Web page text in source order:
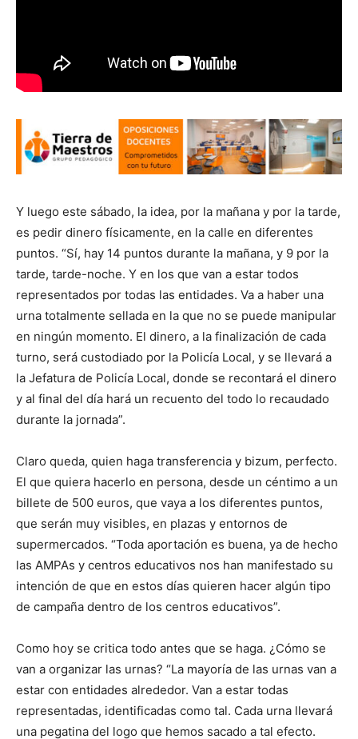
Y luego este sábado, la idea, por la mañana y por la tarde,
es pedir dinero físicamente, en la calle en diferentes
puntos. “Sí, hay 14 puntos durante la mañana, y 9 por la
tarde, tarde-noche. Y en los que van a estar todos
representados por todas las entidades. Va a haber una
urna totalmente sellada en la que no se puede manipular
en ningún momento. El dinero, a la finalización de cada
turno, será custodiado por la Policía Local, y se llevará a
la Jefatura de Policía Local, donde se recontará el dinero
y al final del día hará un recuento del todo lo recaudado
durante la jornada”.
Claro queda, quien haga transferencia y bizum, perfecto.
El que quiera hacerlo en persona, desde un céntimo a un
billete de 500 euros, que vaya a los diferentes puntos,
que serán muy visibles, en plazas y entornos de
supermercados. “Toda aportación es buena, ya de hecho
las AMPAs y centros educativos nos han manifestado su
intención de que en estos días quieren hacer algún tipo
de campaña dentro de los centros educativos”.
Como hoy se critica todo antes que se haga. ¿Cómo se
van a organizar las urnas? “La mayoría de las urnas van a
estar con entidades alrededor. Van a estar todas
representadas, identificadas como tal. Cada urna llevará
una pegatina del logo que hemos sacado a tal efecto.